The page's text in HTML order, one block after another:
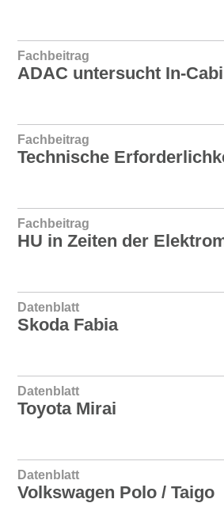
Fachbeitrag
ADAC untersucht In-
Fachbeitrag
Technische
Fachbeitrag
HU in Zeiten der
Datenblatt
Skoda Fabia
Datenblatt
Toyota Mirai
Datenblatt
Volkswagen Polo / Taigo